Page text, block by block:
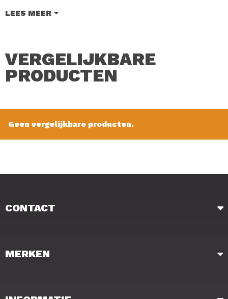
Maat: 45 Gr
Inhoud: 2 Stuks
LEES MEER
VERGELIJKBARE
PRODUCTEN
Geen vergelijkbare producten.
CONTACT
MERKEN